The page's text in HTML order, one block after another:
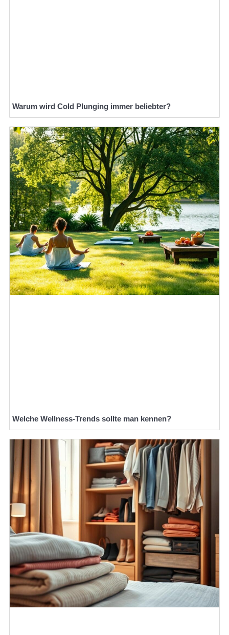
Warum wird Cold Plunging immer beliebter?
Welche Wellness-Trends sollte man kennen?